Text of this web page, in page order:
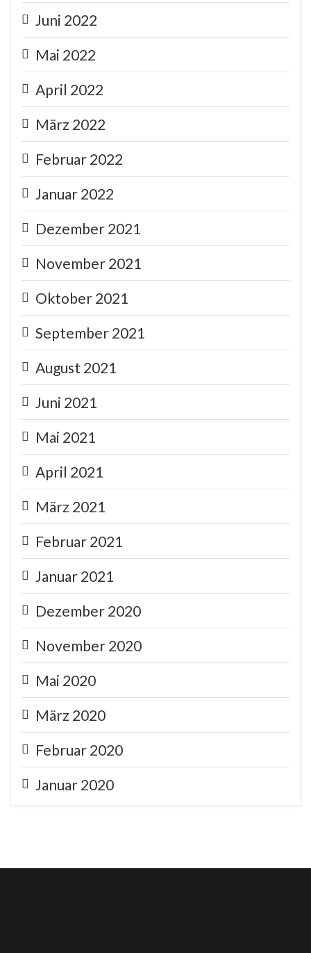
Juni 2022
Mai 2022
April 2022
März 2022
Februar 2022
Januar 2022
Dezember 2021
November 2021
Oktober 2021
September 2021
August 2021
Juni 2021
Mai 2021
April 2021
März 2021
Februar 2021
Januar 2021
Dezember 2020
November 2020
Mai 2020
März 2020
Februar 2020
Januar 2020